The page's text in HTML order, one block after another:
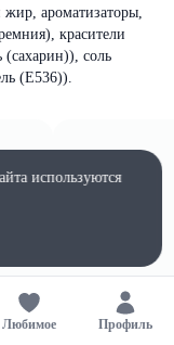
жир, ароматизаторы,
красители
(сахарин)), соль
(Е536)).
Любимое Профиль
используются